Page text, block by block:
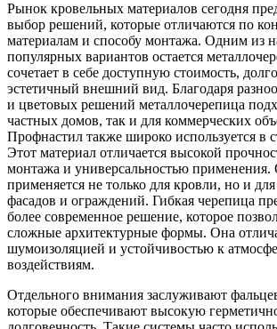
Рынок кровельных материалов сегодня
выбор решений, которые отличаются по
материалам и способу монтажа. Одним из
популярных вариантов остается
сочетает в себе доступную стоимость,
эстетичный внешний вид. Благодаря
и цветовых решений металлочерепица
частных домов, так и для коммерческих
Профнастил также широко используется в
Этот материал отличается высокой
монтажа и универсальностью применения.
применяется не только для кровли, но и
фасадов и ограждений. Гибкая черепица
более современное решение, которое
сложные архитектурные формы. Она
шумоизоляцией и устойчивостью к
воздействиям.
Отдельного внимания заслуживают
которые обеспечивают высокую